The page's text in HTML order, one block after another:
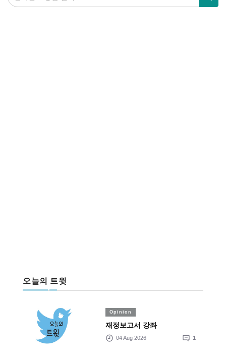
오늘의 트윗
Opinion
재정보고서 강좌
04 Aug 2026 1